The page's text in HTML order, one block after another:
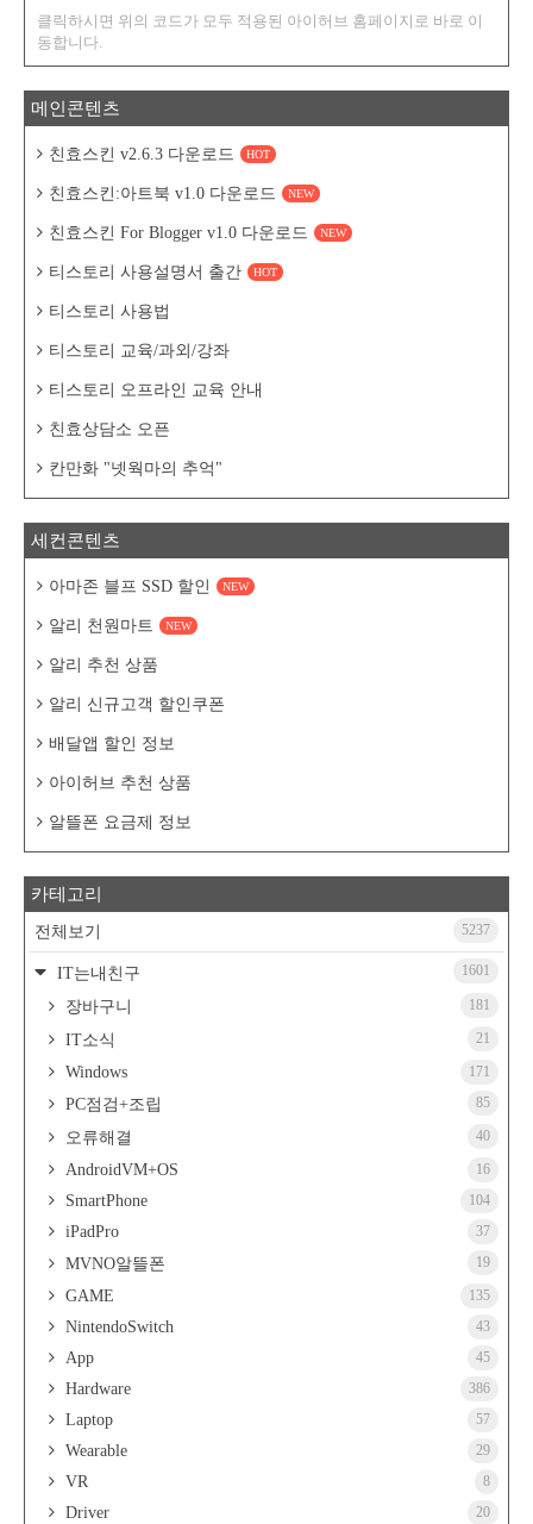
클릭하시면 위의 코드가 모두 적용된 아이허브 홈페이지로 바로 이
동합니다.
메인콘텐츠
친효스킨 v2.6.3 다운로드 HOT
친효스킨:아트북 v1.0 다운로드 NEW
친효스킨 For Blogger v1.0 다운로드 NEW
티스토리 사용설명서 출간 HOT
티스토리 사용법
티스토리 교육/과외/강좌
티스토리 오프라인 교육 안내
친효상담소 오픈
칸만화 "넷웍마의 추억"
세컨콘텐츠
아마존 블프 SSD 할인 NEW
알리 천원마트 NEW
알리 추천 상품
알리 신규고객 할인쿠폰
배달앱 할인 정보
아이허브 추천 상품
알뜰폰 요금제 정보
카테고리
전체보기 5237
IT는내친구 1601
장바구니 181
IT소식 21
Windows 171
PC점검+조립 85
오류해결 40
AndroidVM+OS 16
SmartPhone 104
iPadPro 37
MVNO알뜰폰 19
GAME 135
NintendoSwitch 43
App 45
Hardware 386
Laptop 57
Wearable 29
VR 8
Driver 20